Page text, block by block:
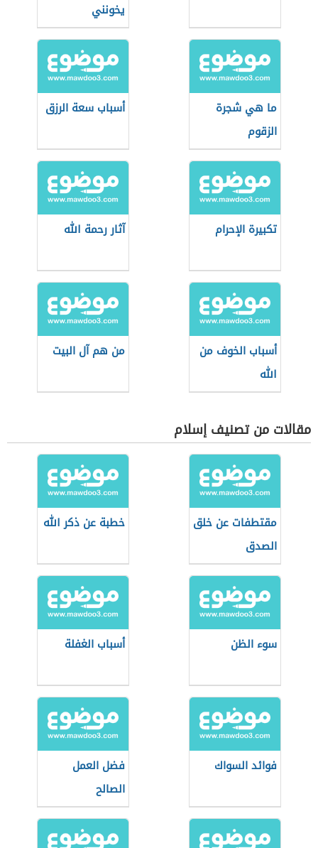
يخونني
ما هي شجرة
الزقوم
أسباب سعة الرزق
تكبيرة الإحرام آثار رحمة الله
أسباب الخوف من
الله
من هم آل البيت
مقالات من تصنيف إسلام
مقتطفات عن خلق
الصدق
خطبة عن ذكر الله
سوء الظن أسباب الغفلة
فوائد السواك
فضل العمل
الصالح